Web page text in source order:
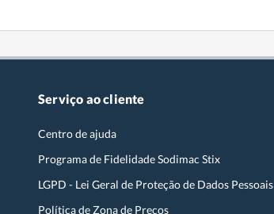
Serviço ao cliente
Centro de ajuda
Programa de Fidelidade Sodimac Stix
LGPD - Lei Geral de Proteção de Dados Pessoais
Política de Zona de Preços